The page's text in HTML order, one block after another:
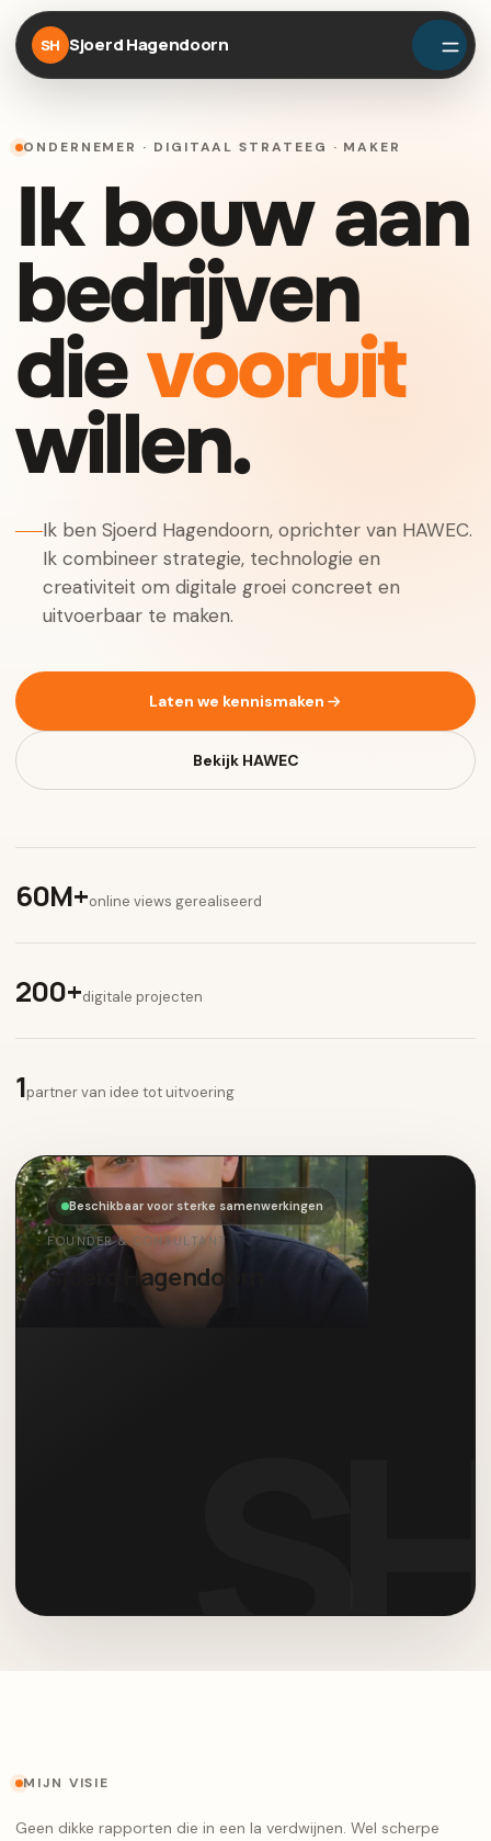
SH Sjoerd Hagendoorn
ONDERNEMER · DIGITAAL STRATEEG · MAKER
Ik bouw aan
bedrijven
dievooruit
willen.
Ik ben Sjoerd Hagendoorn, oprichter van HAWEC.
Ik combineer strategie, technologie en
creativiteit om digitale groei concreet en
uitvoerbaar te maken.
Laten we kennismaken
Bekijk HAWEC
60M+online views gerealiseerd
200+digitale projecten
1partner van idee tot uitvoering
Beschikbaar voor sterke samenwerkingen
FOUNDER & CONSULTANT
Sjoerd Hagendoorn
MIJN VISIE
Geen dikke rapporten die in een la verdwijnen. Wel scherpe